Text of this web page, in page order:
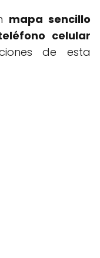
mapa sencillo
celular
de esta